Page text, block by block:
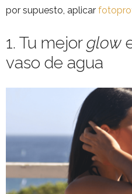
por supuesto, aplicar
1. Tu mejorglow
vaso de agua